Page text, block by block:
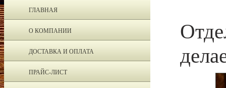
ГЛАВНАЯ
О КОМПАНИИ
ДОСТАВКА И ОПЛАТА
ПРАЙС-ЛИСТ